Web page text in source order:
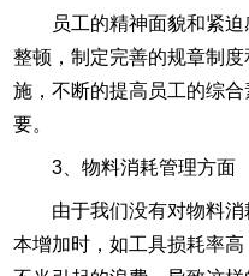
员工的精神面貌和紧
整顿，制定完善的规章制
施，不断的提高员工的综
要。
3、物料消耗管理方面
由于我们没有对物料
本增加时，如工具损耗率